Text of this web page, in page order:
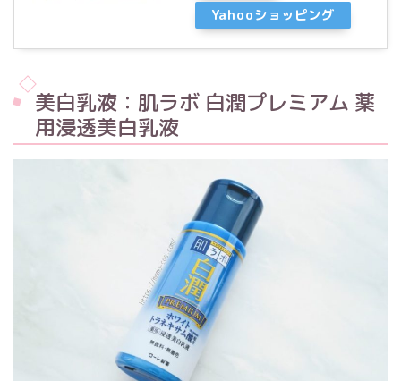
Yahooショッピング
美白乳液：肌ラボ 白潤プレミアム 薬
用浸透美白乳液